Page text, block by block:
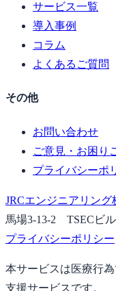
サービス一覧
導入事例
コラム
よくあるご質問
その他
お問い合わせ
ご意見・お困り
プライバシーポ
JRCエンジニアリング
馬場3-13-2 TSECビ
プライバシーポリシー
本サービスは医療行
支援サービスです。